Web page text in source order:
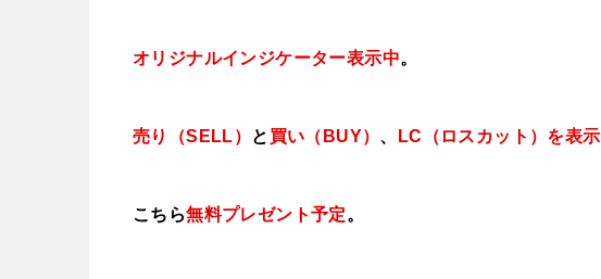
オリジナルインジケーター表示中。
売り（SELL） と 買い（BUY） 、 LC（ロスカット）を表示
こちら無料プレゼント予定。